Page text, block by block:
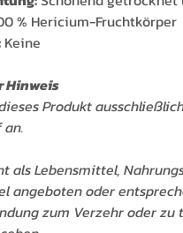
% Hericium-Fruchtkörper
Keine
Hinweis
Produkt
als Lebensmittel,
angeboten oder
zum Verzehr oder